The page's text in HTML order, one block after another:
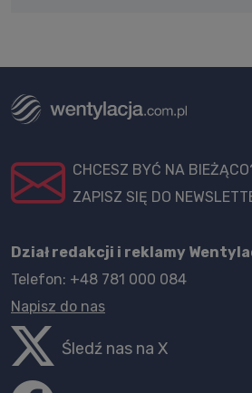
CHCESZ BYĆ NA
ZAPISZ SIĘ DO
Dział redakcji i reklamy
Telefon: +48 781 000 084
Napisz do nas
Śledź nas na X